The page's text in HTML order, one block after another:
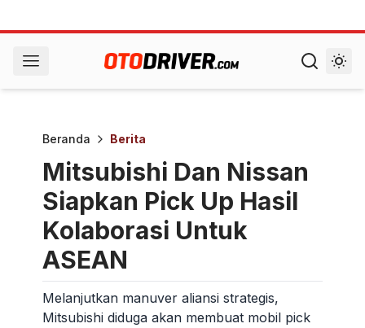
Beranda Berita
Mitsubishi Dan Nissan
Siapkan Pick Up Hasil
Kolaborasi Untuk
ASEAN
Melanjutkan manuver aliansi strategis,
Mitsubishi diduga akan membuat mobil pick